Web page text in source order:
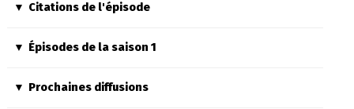
Citations de l'épisode
Épisodes de la saison 1
Prochaines diffusions